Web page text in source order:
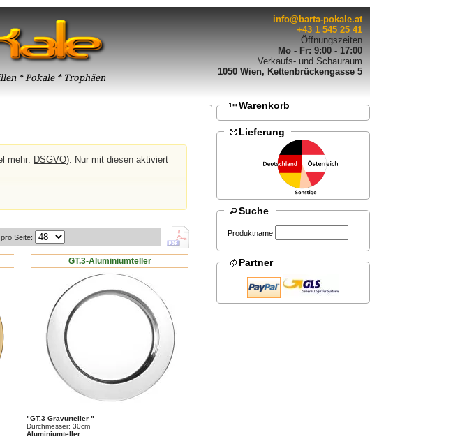
* Pokale * Trophäen
info@barta-pokale.at
+43 1 545 25 41
Öffnungszeiten
Mo - Fr: 9:00 - 17:00
Verkaufs- und Schauraum
1050 Wien, Kettenbrückengasse 5
mehr: DSGVO). Nur mit diesen aktiviert
Seite:
GT.3-Aluminiumteller
"GT.3 Gravurteller "
Durchmesser: 30cm
Aluminiumteller
Warenkorb
Lieferung
Suche
Produktname
Partner